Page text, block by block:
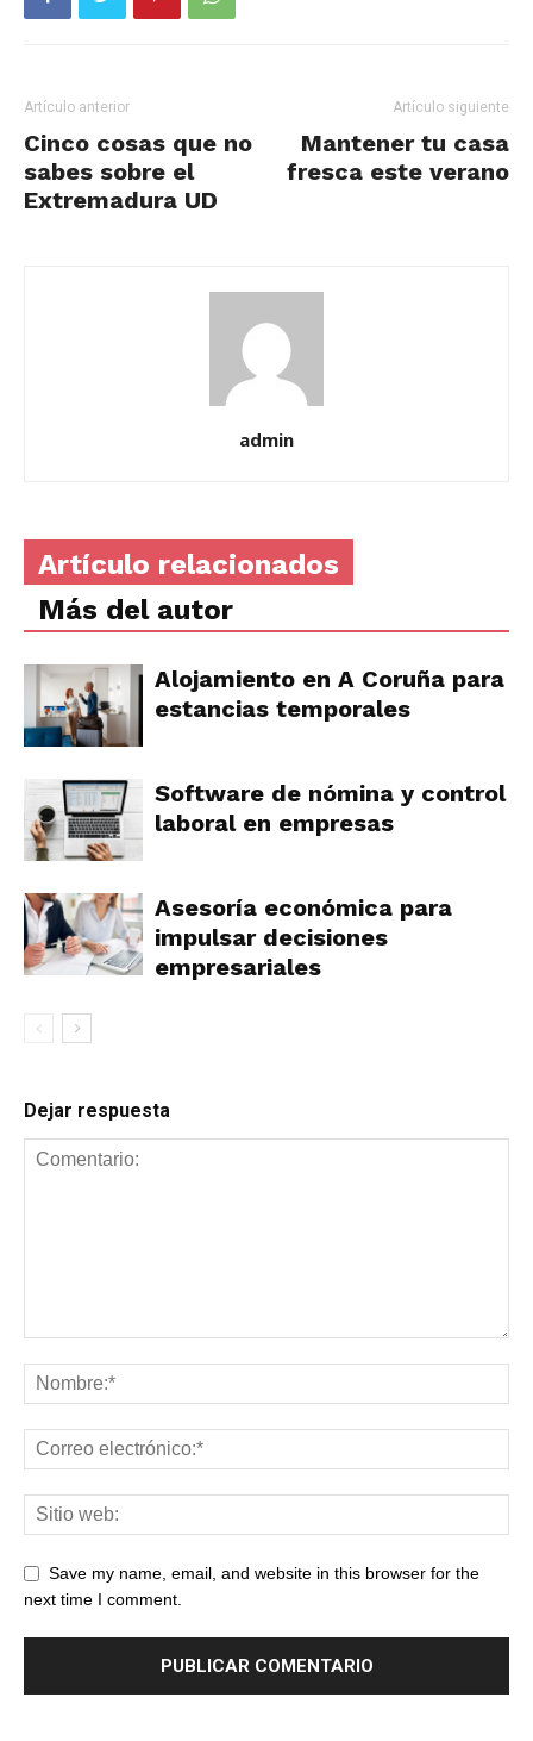
Artículo anterior
Cinco cosas que no
sabes sobre el
Extremadura UD
Artículo siguiente
Mantener tu casa
fresca este verano
admin
Artículo relacionados
Más del autor
Alojamiento en A Coruña para
estancias temporales
Software de nómina y control
laboral en empresas
Asesoría económica para
impulsar decisiones
empresariales
Dejar respuesta
Save my name, email, and website in this browser for the
next time I comment.